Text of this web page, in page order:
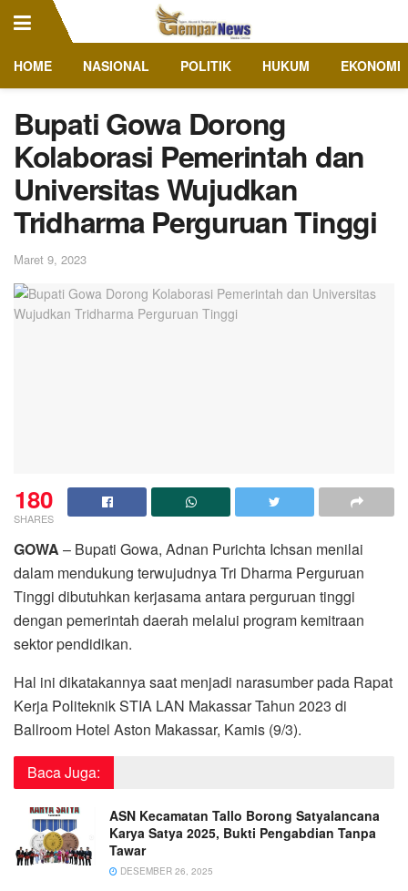
HOME NASIONAL POLITIK HUKUM EKONOMI
Bupati Gowa Dorong
Kolaborasi Pemerintah dan
Universitas Wujudkan
Tridharma Perguruan Tinggi
Maret 9, 2023
180
SHARES
GOWA – Bupati Gowa, Adnan Purichta Ichsan menilai
dalam mendukung terwujudnya Tri Dharma Perguruan
Tinggi dibutuhkan kerjasama antara perguruan tinggi
dengan pemerintah daerah melalui program kemitraan
sektor pendidikan.
Hal ini dikatakannya saat menjadi narasumber pada Rapat
Kerja Politeknik STIA LAN Makassar Tahun 2023 di
Ballroom Hotel Aston Makassar, Kamis (9/3).
Baca Juga:
ASN Kecamatan Tallo Borong Satyalancana
Karya Satya 2025, Bukti Pengabdian Tanpa
Tawar
DESEMBER 26, 2025